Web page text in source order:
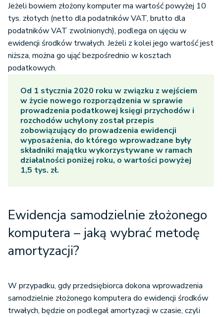
Jeżeli bowiem złożony komputer ma wartość powyżej 10
tys. złotych (netto dla podatników VAT, brutto dla
podatników VAT zwolnionych), podlega on ujęciu w
ewidencji środków trwałych. Jeżeli z kolei jego wartość jest
niższa, można go ująć bezpośrednio w kosztach
podatkowych.
Od 1 stycznia 2020 roku w związku z wejściem
w życie nowego rozporządzenia w sprawie
prowadzenia podatkowej księgi przychodów i
rozchodów uchylony został przepis
zobowiązujący do prowadzenia ewidencji
wyposażenia, do którego wprowadzane były
składniki majątku wykorzystywane w ramach
działalności poniżej roku, o wartości powyżej
1,5 tys. zł.
Ewidencja samodzielnie złożonego
komputera – jaką wybrać metodę
amortyzacji?
W przypadku, gdy przedsiębiorca dokona wprowadzenia
samodzielnie złożonego komputera do ewidencji środków
trwałych, będzie on podlegał amortyzacji w czasie, czyli